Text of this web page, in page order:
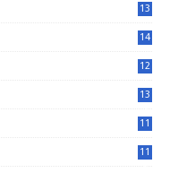
13
14
12
13
11
11